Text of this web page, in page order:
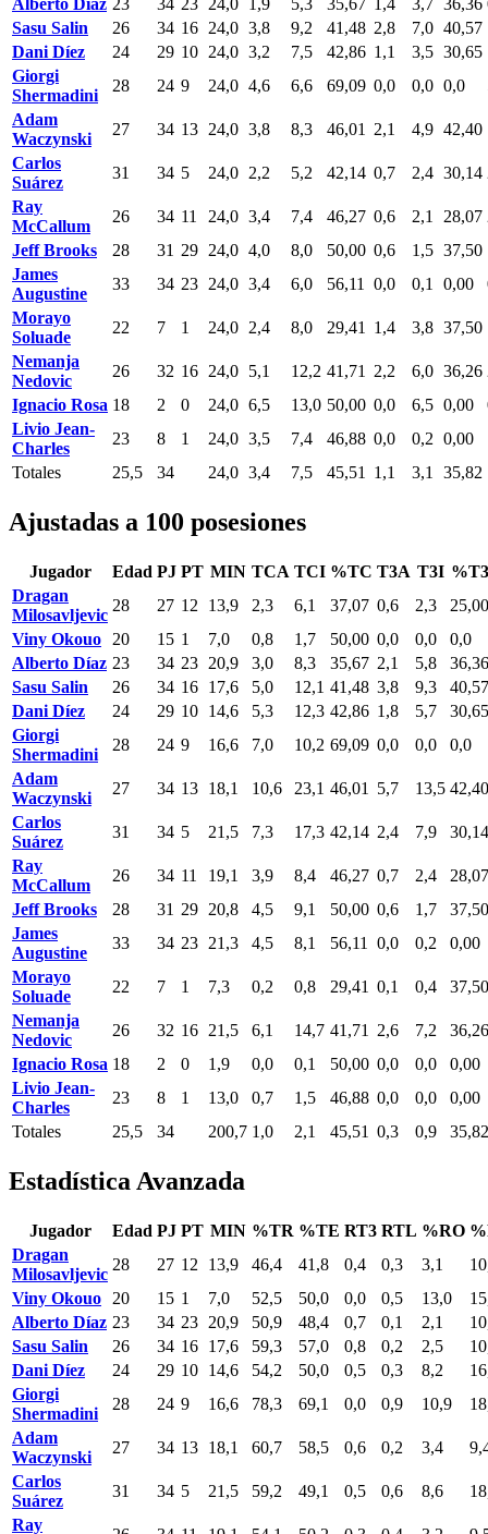
Alberto Díaz 23 34 23 24,0 1,9 5,3 35,67 1,4 3,7 36,36
Sasu Salin
26 34 16 24,0 3,8 9,2 41,48 2,8 7,0 40,57
Dani Díez
24 29 10 24,0 3,2 7,5 42,86 1,1 3,5 30,65
Giorgi
Shermadini
28 24 9 24,0 4,6 6,6 69,09 0,0 0,0 0,0
Adam
Waczynski
27 34 13 24,0 3,8 8,3 46,01 2,1 4,9 42,40
Carlos
Suárez
31 34 5 24,0 2,2 5,2 42,14 0,7 2,4 30,14
Ray
McCallum
26 34 11 24,0 3,4 7,4 46,27 0,6 2,1 28,07
Jeff Brooks
28 31 29 24,0 4,0 8,0 50,00 0,6 1,5 37,50
James
Augustine
33 34 23 24,0 3,4 6,0 56,11 0,0 0,1 0,00
Morayo
Soluade
22 7 1 24,0 2,4 8,0 29,41 1,4 3,8 37,50
Nemanja
Nedovic
26 32 16 24,0 5,1 12,2 41,71 2,2 6,0 36,26
Ignacio Rosa 18 2 0 24,0 6,5 13,0 50,00 0,0 6,5 0,00
Livio Jean-
Charles
23 8 1 24,0 3,5 7,4 46,88 0,0 0,2 0,00
Totales
25,5 34 24,0 3,4 7,5 45,51 1,1 3,1 35,82
Ajustadas a 100 posesiones
Jugador Edad PJ PT MIN TCA TCI %TC T3A T3I %T3
Dragan
Milosavljevic
28 27 12 13,9 2,3 6,1 37,07 0,6 2,3
25,00
Viny Okouo
20 15 1 7,0 0,8 1,7 50,00 0,0 0,0
0,0
Alberto Díaz 23 34 23 20,9 3,0 8,3 35,67 2,1 5,8
36,36
Sasu Salin
26 34 16 17,6 5,0 12,1 41,48 3,8 9,3
40,57
Dani Díez
24 29 10 14,6 5,3 12,3 42,86 1,8 5,7
30,65
Giorgi
Shermadini
28 24 9 16,6 7,0 10,2 69,09 0,0 0,0
0,0
Adam
Waczynski
27 34 13 18,1 10,6 23,1 46,01 5,7 13,5 42,40
Carlos
Suárez
31 34 5 21,5 7,3 17,3 42,14 2,4 7,9
30,14
Ray
McCallum
26 34 11 19,1 3,9 8,4 46,27 0,7 2,4
28,07
Jeff Brooks
28 31 29 20,8 4,5 9,1 50,00 0,6 1,7
37,50
James
Augustine
33 34 23 21,3 4,5 8,1 56,11 0,0 0,2
0,00
Morayo
Soluade
22 7 1 7,3 0,2 0,8 29,41 0,1 0,4
37,50
Nemanja
Nedovic
26 32 16 21,5 6,1 14,7 41,71 2,6 7,2
36,26
Ignacio Rosa 18 2 0 1,9 0,0 0,1 50,00 0,0 0,0
0,00
Livio Jean-
Charles
23 8 1 13,0 0,7 1,5 46,88 0,0 0,0
0,00
Totales
25,5 34 200,7 1,0 2,1 45,51 0,3 0,9 35,82
Estadística Avanzada
Jugador Edad PJ PT MIN %TR %TE RT3 RTL %RO
Dragan
Milosavljevic
28 27 12 13,9 46,4 41,8 0,4 0,3 3,1
Viny Okouo
20 15 1 7,0 52,5 50,0 0,0 0,5 13,0
Alberto Díaz 23 34 23 20,9 50,9 48,4 0,7 0,1 2,1
Sasu Salin
26 34 16 17,6 59,3 57,0 0,8 0,2 2,5
Dani Díez
24 29 10 14,6 54,2 50,0 0,5 0,3 8,2
Giorgi
Shermadini
28 24 9 16,6 78,3 69,1 0,0 0,9 10,9
Adam
Waczynski
27 34 13 18,1 60,7 58,5 0,6 0,2 3,4
Carlos
Suárez
31 34 5 21,5 59,2 49,1 0,5 0,6 8,6
Ray